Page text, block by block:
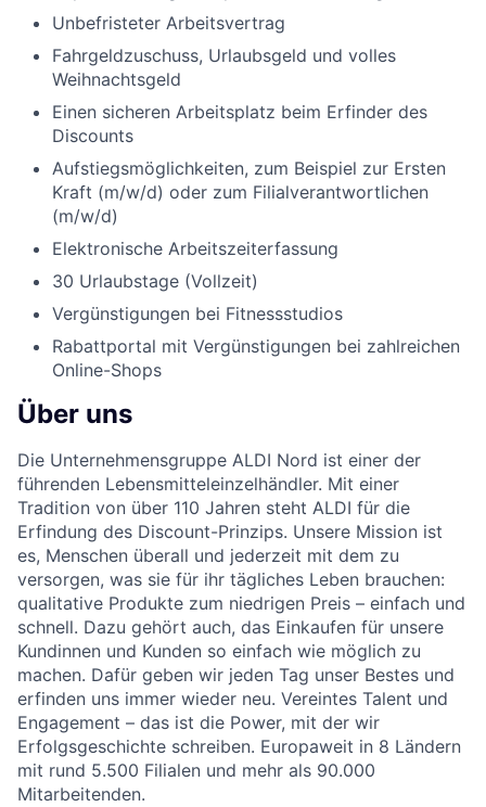
Unbefristeter Arbeitsvertrag
Fahrgeldzuschuss, Urlaubsgeld und volles
Weihnachtsgeld
Einen sicheren Arbeitsplatz beim Erfinder des
Discounts
Aufstiegsmöglichkeiten, zum Beispiel zur Ersten
Kraft (m/w/d) oder zum Filialverantwortlichen
(m/w/d)
Elektronische Arbeitszeiterfassung
30 Urlaubstage (Vollzeit)
Vergünstigungen bei Fitnessstudios
Rabattportal mit Vergünstigungen bei zahlreichen
Online-Shops
Über uns
Die Unternehmensgruppe ALDI Nord ist einer der
führenden Lebensmitteleinzelhändler. Mit einer
Tradition von über 110 Jahren steht ALDI für die
Erfindung des Discount-Prinzips. Unsere Mission ist
es, Menschen überall und jederzeit mit dem zu
versorgen, was sie für ihr tägliches Leben brauchen:
qualitative Produkte zum niedrigen Preis – einfach und
schnell. Dazu gehört auch, das Einkaufen für unsere
Kundinnen und Kunden so einfach wie möglich zu
machen. Dafür geben wir jeden Tag unser Bestes und
erfinden uns immer wieder neu. Vereintes Talent und
Engagement – das ist die Power, mit der wir
Erfolgsgeschichte schreiben. Europaweit in 8 Ländern
mit rund 5.500 Filialen und mehr als 90.000
Mitarbeitenden.